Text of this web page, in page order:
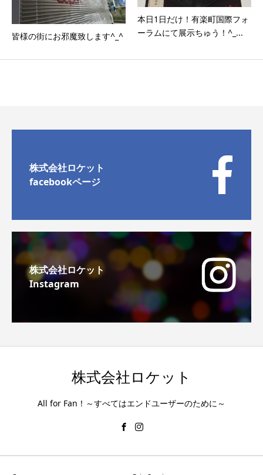
皆様の街にお邪魔致します^_^
本日1日だけ！有楽町国際フォ
ーラムにて展示ちゅう！^_...
株式会社ロケット
facebookページ
株式会社ロケット
Instagram
株式会社ロケット
All for Fan！～すべてはエンドユーザーのために～